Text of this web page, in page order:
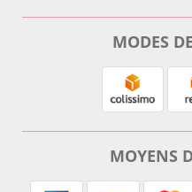
MODES
MOYENS